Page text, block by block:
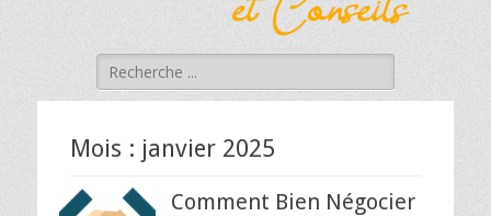
Rechercher :
Mois : janvier 2025
Comment Bien Négocier